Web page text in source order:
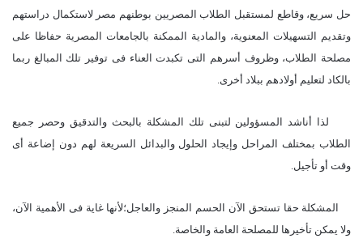
حل سريع، وقاطع لمستقبل الطلاب المصريين بوطنهم مصر لاستكمال دراستهم
وتقديم التسهيلات المعنوية، والمادية الممكنة بالجامعات المصرية حفاظا على
مصلحة الطلاب، وظروف أسرهم التى تكبدت العناء فى توفير تلك المبالغ ربما
بالكاد لتعليم أولادهم ببلاد أخرى.
لذا أناشد المسؤولين لتبنى تلك المشكلة بالبحث والتدقيق وحصر جميع
الطلاب بمختلف المراحل وإيجاد الحلول والبدائل السريعة لهم دون إضاعة أى
وقت أو تأجيل.
المشكلة حقا تستحق الآن الحسم المنجز والعاجل؛لأنها غاية فى الأهمية الآن،
ولا يمكن تأخيرها للمصلحة العامة والخاصة.